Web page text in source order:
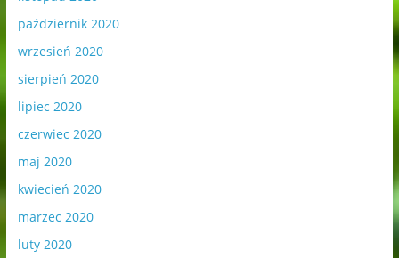
październik 2020
wrzesień 2020
sierpień 2020
lipiec 2020
czerwiec 2020
maj 2020
kwiecień 2020
marzec 2020
luty 2020